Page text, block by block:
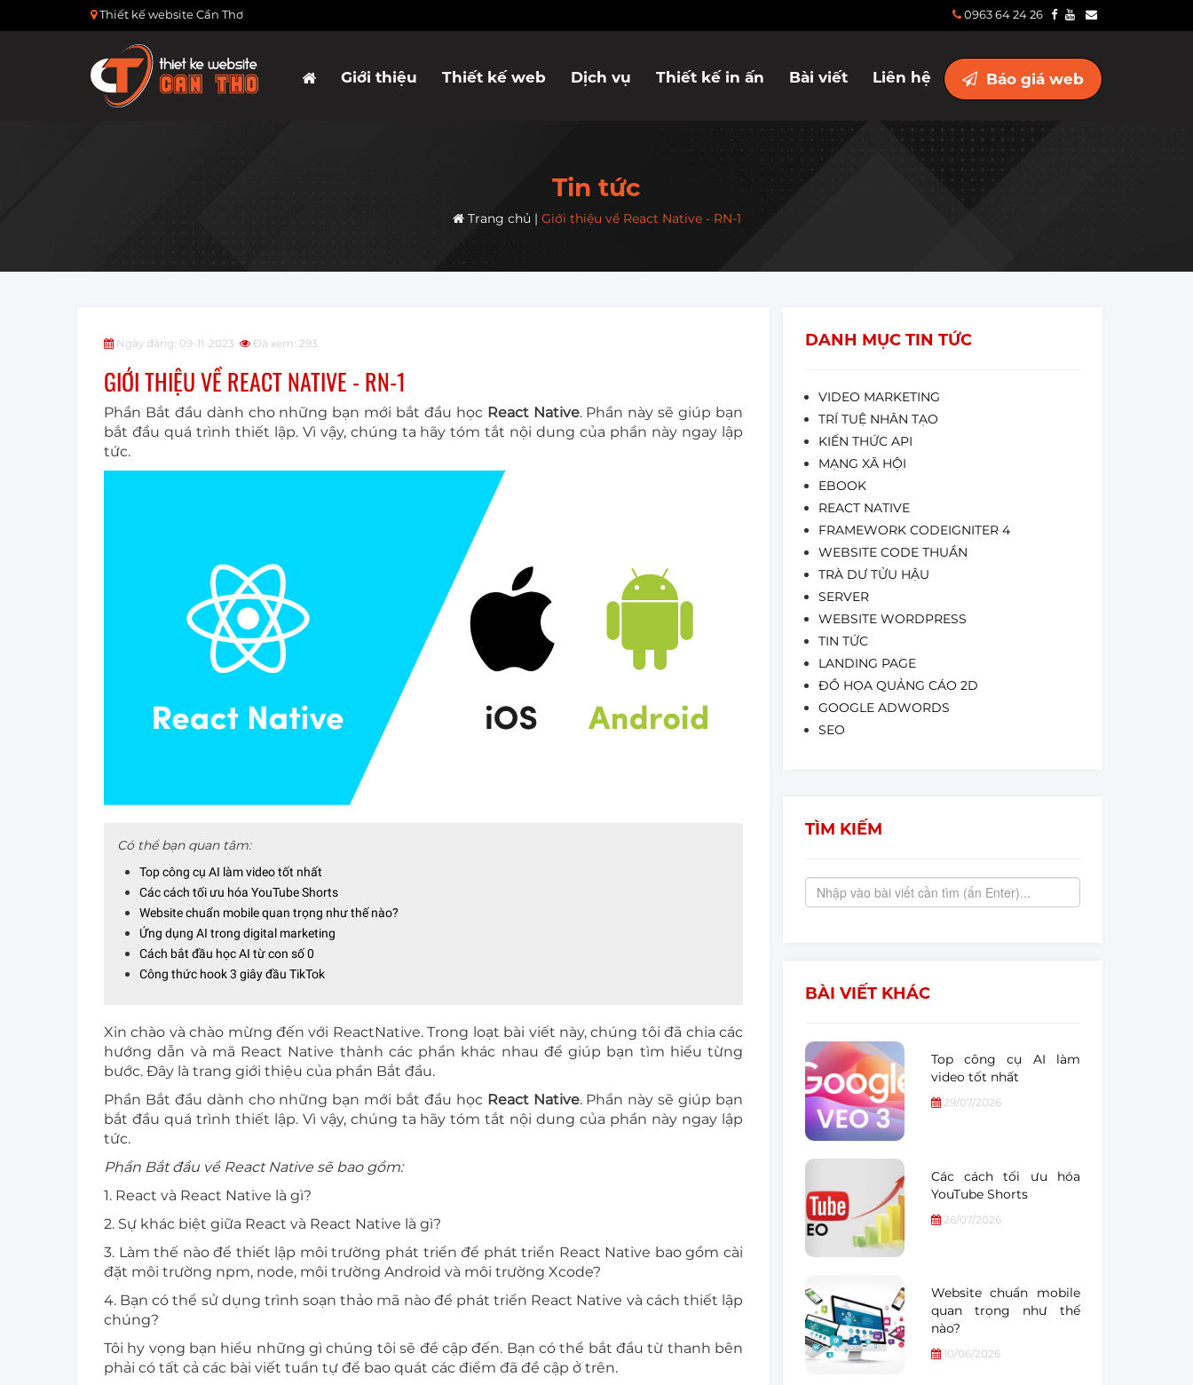
Thiết kế website Cần Thơ 0963 64 24 26
Giới thiệu Thiết kế web Dịch vụ Thiết kế in ấn Bài viết Liên hệ Báo giá web
Tin tức
Trang chủ | Giới thiệu về React Native - RN-1
Ngày đăng: 09-11-2023 Đã xem: 293
GIỚI THIỆU VỀ REACT NATIVE - RN-1
Phần Bắt đầu dành cho những bạn mới bắt đầu học React Native. Phần này sẽ giúp bạn
bắt đầu quá trình thiết lập. Vì vậy, chúng ta hãy tóm tắt nội dung của phần này ngay lập
tức.
Có thể bạn quan tâm:
Top công cụ AI làm video tốt nhất
Các cách tối ưu hóa YouTube Shorts
Website chuẩn mobile quan trọng như thế nào?
Ứng dụng AI trong digital marketing
Cách bắt đầu học AI từ con số 0
Công thức hook 3 giây đầu TikTok
Xin chào và chào mừng đến với ReactNative. Trong loạt bài viết này, chúng tôi đã chia các
hướng dẫn và mã React Native thành các phần khác nhau để giúp bạn tìm hiểu từng
bước. Đây là trang giới thiệu của phần Bắt đầu.
Phần Bắt đầu dành cho những bạn mới bắt đầu học React Native. Phần này sẽ giúp bạn
bắt đầu quá trình thiết lập. Vì vậy, chúng ta hãy tóm tắt nội dung của phần này ngay lập
tức.
Phần Bắt đầu về React Native sẽ bao gồm:
1. React và React Native là gì?
2. Sự khác biệt giữa React và React Native là gì?
3. Làm thế nào để thiết lập môi trường phát triển để phát triển React Native bao gồm cài
đặt môi trường npm, node, môi trường Android và môi trường Xcode?
4. Bạn có thể sử dụng trình soạn thảo mã nào để phát triển React Native và cách thiết lập
chúng?
Tôi hy vọng bạn hiểu những gì chúng tôi sẽ đề cập đến. Bạn có thể bắt đầu từ thanh bên
phải có tất cả các bài viết tuần tự để bao quát các điểm đã đề cập ở trên.
DANH MỤC TIN TỨC
VIDEO MARKETING
TRÍ TUỆ NHÂN TẠO
KIẾN THỨC API
MẠNG XÃ HỘI
EBOOK
REACT NATIVE
FRAMEWORK CODEIGNITER 4
WEBSITE CODE THUẦN
TRÀ DƯ TỬU HẬU
SERVER
WEBSITE WORDPRESS
TIN TỨC
LANDING PAGE
ĐỒ HỌA QUẢNG CÁO 2D
GOOGLE ADWORDS
SEO
TÌM KIẾM
BÀI VIẾT KHÁC
Top công cụ AI làm
video tốt nhất
29/07/2026
Các cách tối ưu hóa
YouTube Shorts
26/07/2026
Website chuẩn mobile
quan trọng như thế
nào?
10/06/2026